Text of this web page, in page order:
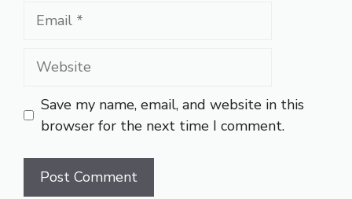
Email
Website
Save my name, email, and website in this
browser for the next time I comment.